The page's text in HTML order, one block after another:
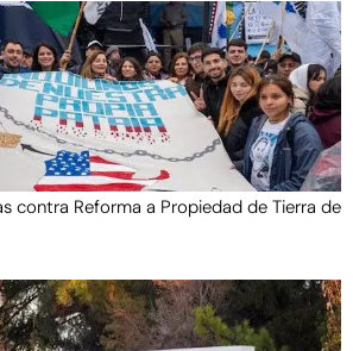
contra Reforma a Propiedad de Tierra de